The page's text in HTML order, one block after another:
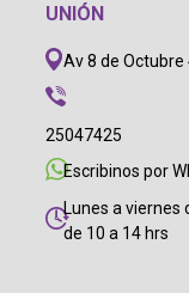
UNIÓN
Av 8 de Octubre
25047425
Escribinos por
Lunes a viernes
de 10 a 14 hrs